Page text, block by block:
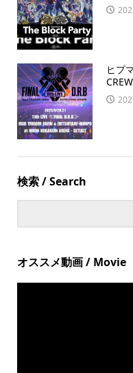
ヒプ
検索 / Search
オススメ動画 / Movie